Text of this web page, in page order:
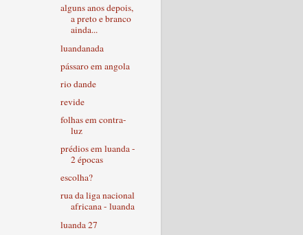
alguns anos depois,
a preto e branco
ainda...
luandanada
pássaro em angola
rio dande
revide
folhas em contra-
luz
prédios em luanda -
2 épocas
escolha?
rua da liga nacional
africana - luanda
luanda 27